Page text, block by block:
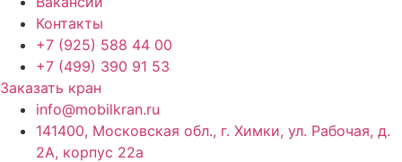
Контакты
+7 (925) 588 44 00
+7 (499) 390 91 53
Заказать кран
info@mobilkran.ru
141400, Московская обл., г. Химки, ул. Рабочая, д.
2А, корпус 22а